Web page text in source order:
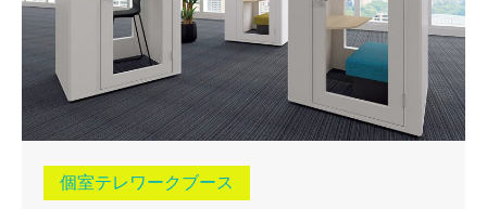
個室テレワークブース